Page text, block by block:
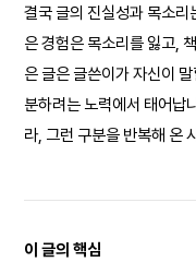
결국 글의 진실성과 목소
은 경험은 목소리를 잃고,
은 글은 글쓴이가 자신이
분하려는 노력에서 태어납
라, 그런 구분을 반복해 온
이 글의 핵심